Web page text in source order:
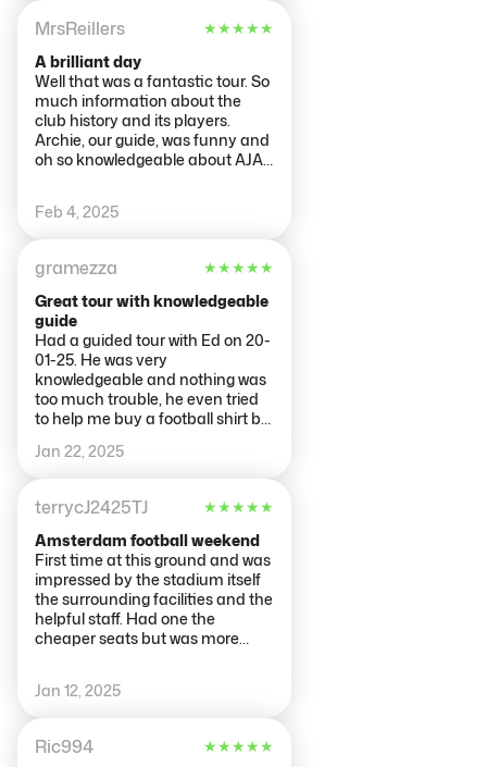
legendary Johan Cruyff picture.
Certainly worth a visit for football
fans and if in the area.
MrsReillers ★★★★★
A brilliant day
Well that was a fantastic tour. So
much information about the
club history and its players.
Archie, our guide, was funny and
oh so knowledgeable about AJAX
tour.
Feb 4, 2025
gramezza ★★★★★
Great tour with knowledgeable
guide
Had a guided tour with Ed on 20-
01-25. He was very
knowledgeable and nothing was
too much trouble, he even tried
to help me buy a football shirt by
unable to find one I wanted
around the city. He was very
friendly and allowed us enough
time to ask questions or take
photos. The stadium itself was
great and Ed put on the Ajax
entrance music for us as we
walked out of the tunnel onto the
pitch which was a nice
experience. I enjoyed my visit to
the Johan Cruijff Arena.
Jan 22, 2025
terrycJ2425TJ ★★★★★
Amsterdam football weekend
First time at this ground and was
impressed by the stadium itself
the surrounding facilities and the
helpful staff. Had one the
cheaper seats but was more
refreshments and toilets. All in all
one of the best grounds I have
been to and would definitely go
again if in the area.
Jan 12, 2025
Ric994 ★★★★★